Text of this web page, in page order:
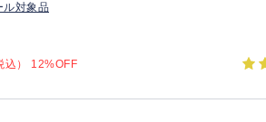
ル対象品
込） 12%OFF